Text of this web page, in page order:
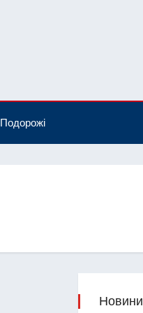
Подорожі
Новини